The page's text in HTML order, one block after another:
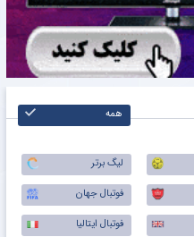
همه
لیگ برتر
فوتبال جهان
فوتبال ایتالیا